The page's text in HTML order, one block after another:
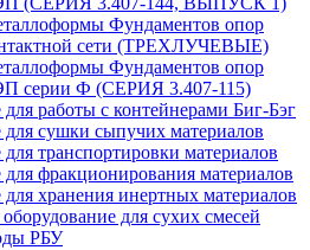
Фундаментов опор
сети (ТРЕХЛУЧЕВЫЕ)
Фундаментов опор
серии Ф (СЕРИЯ 3.407-115)
работы с контейнерами Биг-Бэг
сушки сыпучих материалов
транспортировки материалов
фракционирования материалов
хранения инертных материалов
для сухих смесей
РБУ